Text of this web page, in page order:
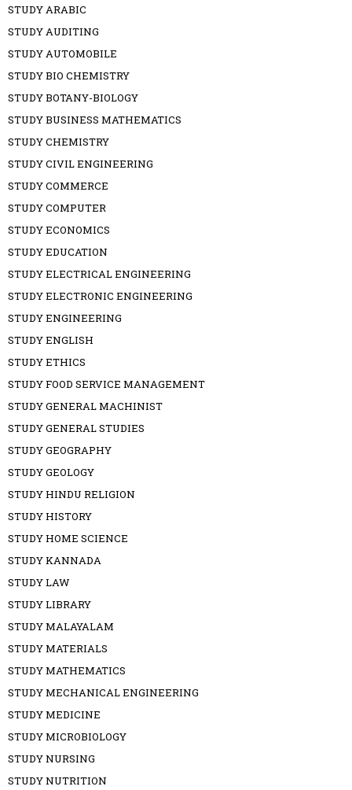
STUDY ARABIC
STUDY AUDITING
STUDY AUTOMOBILE
STUDY BIO CHEMISTRY
STUDY BOTANY-BIOLOGY
STUDY BUSINESS MATHEMATICS
STUDY CHEMISTRY
STUDY CIVIL ENGINEERING
STUDY COMMERCE
STUDY COMPUTER
STUDY ECONOMICS
STUDY EDUCATION
STUDY ELECTRICAL ENGINEERING
STUDY ELECTRONIC ENGINEERING
STUDY ENGINEERING
STUDY ENGLISH
STUDY ETHICS
STUDY FOOD SERVICE MANAGEMENT
STUDY GENERAL MACHINIST
STUDY GENERAL STUDIES
STUDY GEOGRAPHY
STUDY GEOLOGY
STUDY HINDU RELIGION
STUDY HISTORY
STUDY HOME SCIENCE
STUDY KANNADA
STUDY LAW
STUDY LIBRARY
STUDY MALAYALAM
STUDY MATERIALS
STUDY MATHEMATICS
STUDY MECHANICAL ENGINEERING
STUDY MEDICINE
STUDY MICROBIOLOGY
STUDY NURSING
STUDY NUTRITION